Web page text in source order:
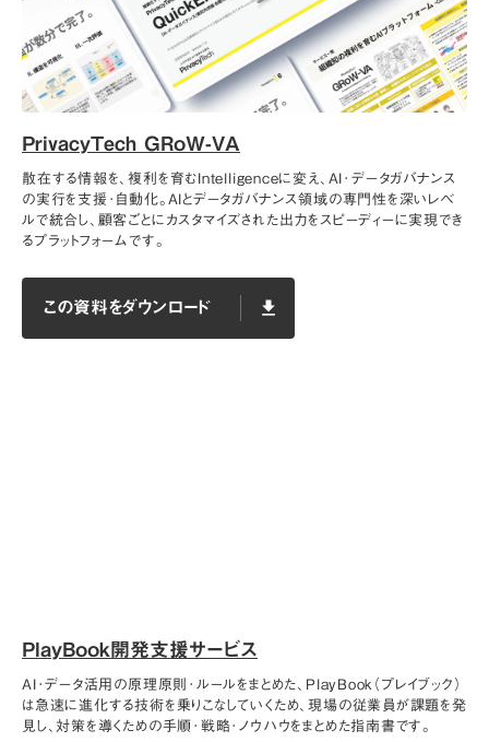
PrivacyTech GRoW-VA
散在する情報を、複利を育むIntelligenceに変え、AI･データガバナンス
の実行を支援･自動化。AIとデータガバナンス領域の専門性を深いレベ
ルで統合し、顧客ごとにカスタマイズされた出力をスピーディーに実現でき
るプラットフォームです。
この資料をダウンロード
この資料をダウンロード
file_download
PlayBook開発支援サービス
AI･データ活用の原理原則･ルールをまとめた、PlayBook（プレイブック）
は急速に進化する技術を乗りこなしていくため、現場の従業員が課題を発
見し、対策を導くための手順･戦略･ノウハウをまとめた指南書です。